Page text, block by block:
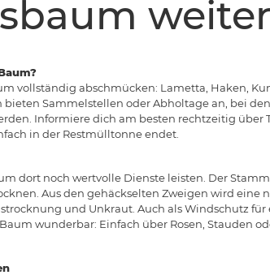
weiter
vollständig abschmücken: Lametta, Haken,
bieten Sammelstellen oder Abholtage an, bei
Informiere dich am besten rechtzeitig über
in der Restmülltonne endet.
dort noch wertvolle Dienste leisten. Der
Aus den gehäckselten Zweigen wird eine
und Unkraut. Auch als Windschutz
wunderbar: Einfach über Rosen, Stauden